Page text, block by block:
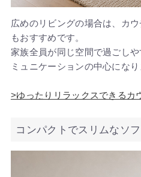
広めのリビングの場合は、カ
もおすすめです。
家族全員が同じ空間で過ごし
ミュニケーションの中心になり
>ゆったりリラックスできるカ
コンパクトでスリムなソ